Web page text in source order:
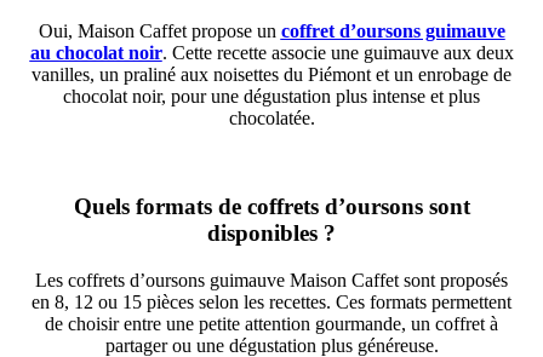
Oui, Maison Caffet propose un coffret d’oursons guimauve
au chocolat noir. Cette recette associe une guimauve aux deux
vanilles, un praliné aux noisettes du Piémont et un enrobage de
chocolat noir, pour une dégustation plus intense et plus
chocolatée.
Quels formats de coffrets d’oursons sont
disponibles ?
Les coffrets d’oursons guimauve Maison Caffet sont proposés
en 8, 12 ou 15 pièces selon les recettes. Ces formats permettent
de choisir entre une petite attention gourmande, un coffret à
partager ou une dégustation plus généreuse.